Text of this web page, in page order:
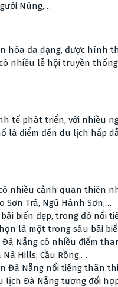
Nùng,…
hóa đa dạng, được hình
nhiều lễ hội truyền
tế phát triển, với nhiều
là điểm đến du lịch hấp
nhiều cảnh quan thiên
Sơn Trà, Ngũ Hành Sơn,…
biển đẹp, trong đó nổi
là một trong sáu bãi
Đà Nẵng có nhiều điểm
Hills, Cầu Rồng,…
Đà Nẵng nổi tiếng thân
lịch Đà Nẵng tương đối